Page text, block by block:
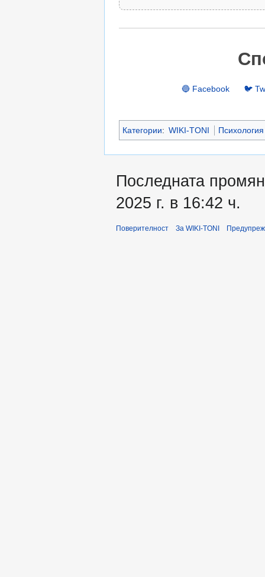
🔵 Facebook 🐦
Категории: WIKI-TONI
Последната
2025 г. в 16:42 ч.
Поверителност За WIKI-TONI